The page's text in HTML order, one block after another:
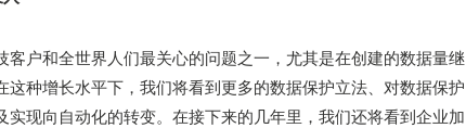
客户和全世界人们最关心的问题之一，尤其是在创建的数据量继
这种增长水平下，我们将看到更多的数据保护立法、对数据保护
实现向自动化的转变。在接下来的几年里，我们还将看到企业加